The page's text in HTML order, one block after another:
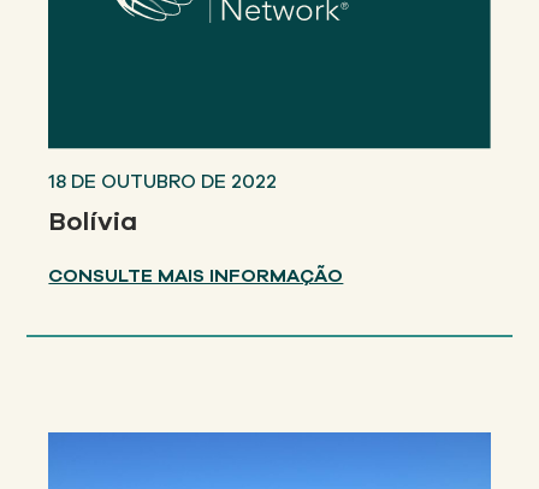
18 DE OUTUBRO DE 2022
Bolívia
CONSULTE MAIS INFORMAÇÃO